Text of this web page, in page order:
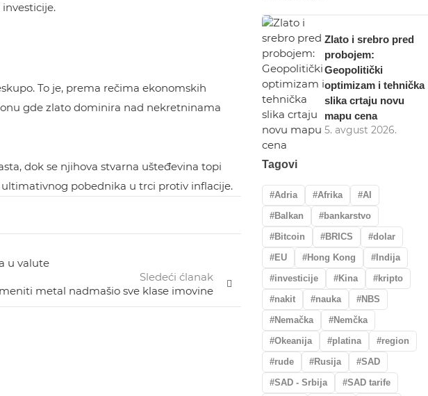
To je, prema rečima ekonomskih
gde zlato dominira nad nekretninama
dok se njihova stvarna ušteđevina topi
pobednika u trci protiv inflacije.
u valute
Sledeći ćlanak
metal nadmašio sve klase imovine
Zlato i srebro pred
probojem:
Geopolitički
optimizam i tehnička
slika crtaju novu
mapu cena
5. avgust 2026.
Tagovi
Adria Afrika
AI
Balkan
bankarstvo
Bitcoin
BRICS
dolar
EU
Hong Kong
Indija
investicije
Kina
kripto
nakit
nauka
NBS
Nemačka
Nemčka
Okeanija
platina
region
rude
Rusija
SAD
SAD - Srbija
SAD tarife